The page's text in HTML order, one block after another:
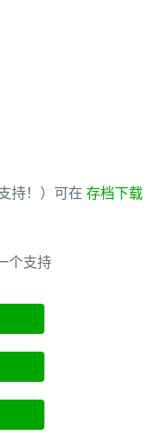
持！）可在 存档下载
个支持